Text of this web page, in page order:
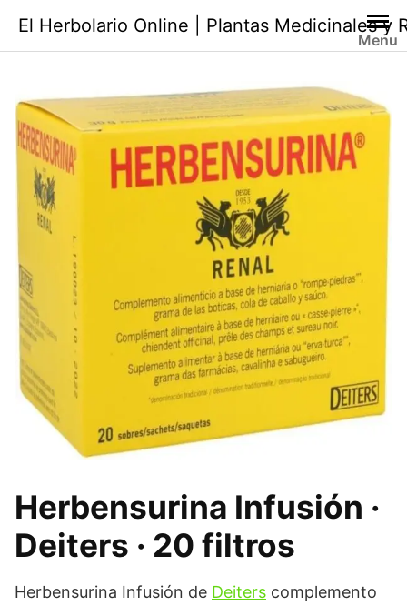
contenido
El Herbolario Online | Plantas Medicinales y
Menu
Herbensurina Infusión ·
Deiters · 20 filtros
Herbensurina Infusión de Deiters complemento